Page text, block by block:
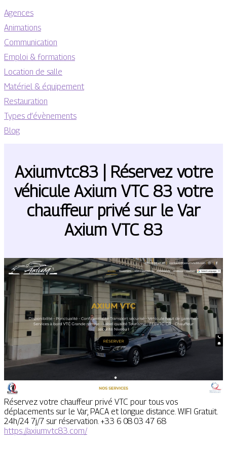
Agences
Animations
Communication
Emploi & formations
Location de salle
Matériel & équipement
Restauration
Types d’évènements
Blog
Axiumvtc83 | Réservez votre
véhicule Axium VTC 83 votre
chauffeur privé sur le Var
Axium VTC 83
Réservez votre chauffeur privé VTC pour tous vos
déplacements sur le Var, PACA et longue distance. WIFI Gratuit.
24h/24 7j/7 sur réservation. +33 6 08 03 47 68
https://axiumvtc83.com/